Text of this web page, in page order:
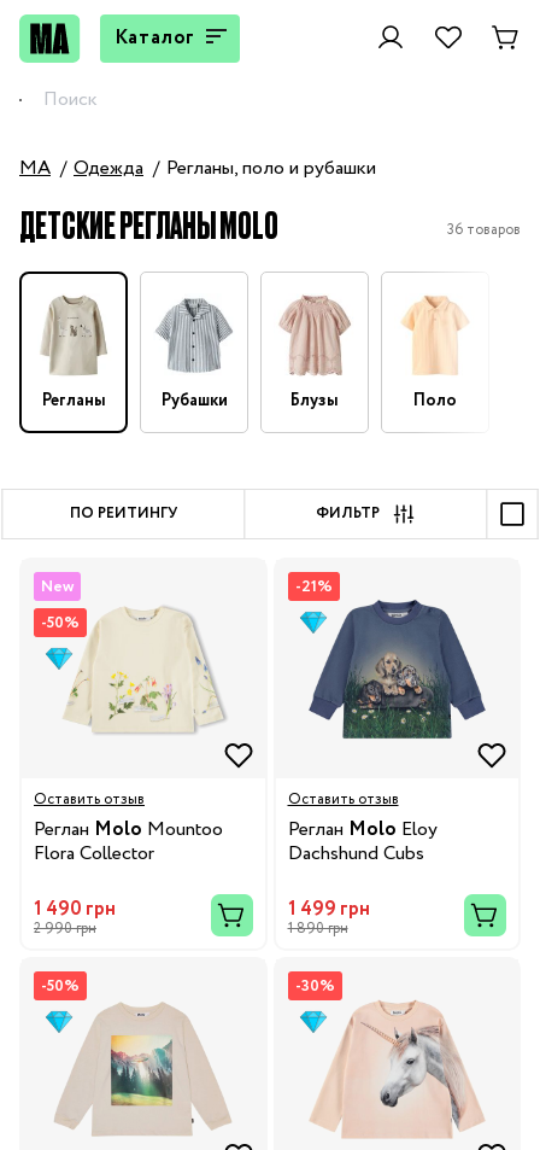
Каталог
MA Одежда Регланы, поло и рубашки
ДЕТСКИЕ РЕГЛАНЫ MOLO 36 товаров
Регланы Рубашки Блузы Поло
ПО РЕЙТИНГУ ФИЛЬТР
New
-50%
Оставить отзыв
Реглан Molo Mountoo
Flora Collector
1 490 грн
2 990 грн
-21%
Оставить отзыв
Реглан Molo Eloy
Dachshund Cubs
1 499 грн
1 890 грн
-50% -30%